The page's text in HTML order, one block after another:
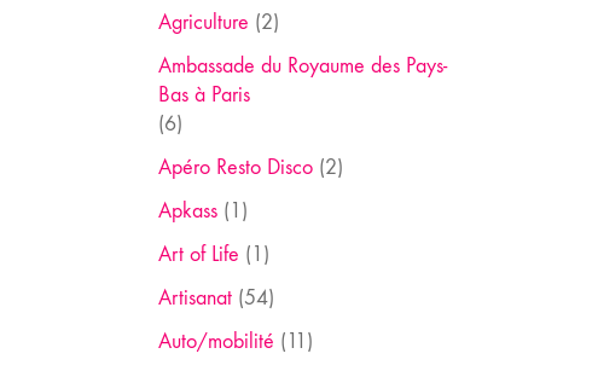
Agriculture (2)
Ambassade du Royaume des Pays-
Bas à Paris
(6)
Apéro Resto Disco(2)
Apkass(1)
Art of Life (1)
Artisanat(54)
Auto/mobilité (11)